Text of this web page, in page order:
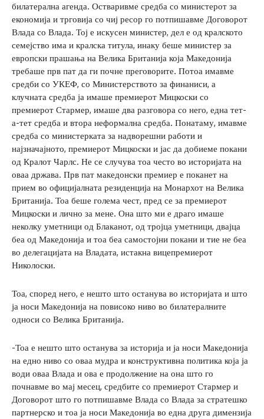
билатерална агенда. Остваривме средба со министерот за
економија и трговија со чиј ресор го потпишавме Договорот
Влада со Влада. Тој е искусен министер, дел е од кралското
семејство има и кралска титула, инаку беше министер за
европски прашања на Велика Британија која Македонија
требаше прв пат да ги почне преговорите. Потоа имавме
средби со УКЕФ, со Министерството за финаниси, а
клучната средба ја имаше премиерот Мицкоски со
премиерот Стармер, имаше два разговора со него, една тет-
а-тет средба и втора неформална средба. Понатаму, имавме
средба со министерката за надворешни работи и
најзначајното, премиерот Мицкоски и јас да добиеме покани
од Кралот Чарлс. Не се случува тоа често во историјата на
оваа држава. Прв пат македонски премиер е поканет на
прием во официјалната резиденција на Монархот на Велика
Британија. Тоа беше голема чест, пред се за премиерот
Мицкоски и лично за мене. Она што ми е драго имаше
неколку уметници од Блаканот, од тројца уметници, двајца
беа од Македонија и тоа беа самостојни покани и тие не беа
во делегацијата на Владата, истакна вицепремиерот
Николоски.
Тоа, според него, е нешто што останува во историјата и што
ја носи Македонија на повисоко ниво во билатералните
односи со Велика Британија.
-Тоа е нешто што останува за историја и ја носи Македонија
на едно ниво со оваа мудра и конструктивна политика која ја
води оваа Влада и ова е продолжение на она што го
почнавме во мај месец, средбите со премиерот Стармер и
Договорот што го потпишавме Влада со Влада за стратешко
партнерско и тоа ја носи Македонија во една друга димензија